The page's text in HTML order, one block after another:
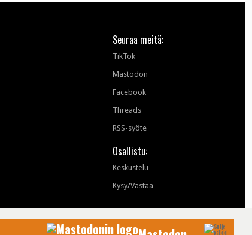
Seuraa meitä:
TikTok
Mastodon
Facebook
Threads
RSS-syöte
Osallistu:
Keskustelu
Kysy/Vastaa